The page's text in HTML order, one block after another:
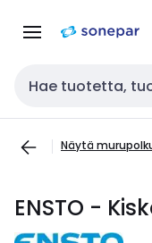
navigointiinsisältöön
Haku
Näytä
ENSTO -